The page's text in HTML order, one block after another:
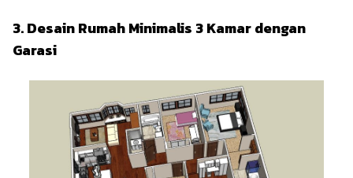
3. Desain Rumah Minimalis 3 Kamar dengan
Garasi